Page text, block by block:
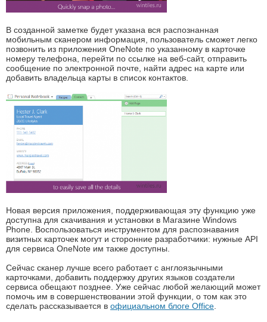
В созданной заметке будет указана вся распознанная
мобильным сканером информация, пользователь сможет легко
позвонить из приложения OneNote по указанному в карточке
номеру телефона, перейти по ссылке на веб-сайт, отправить
сообщение по электронной почте, найти адрес на карте или
добавить владельца карты в список контактов.
Новая версия приложения, поддерживающая эту функцию уже
доступна для скачивания и установки в Магазине Windows
Phone. Воспользоваться инструментом для распознавания
визитных карточек могут и сторонние разработчики: нужные API
для сервиса OneNote им также доступны.
Сейчас сканер лучше всего работает с англоязычными
карточками, добавить поддержку других языков создатели
сервиса обещают позднее. Уже сейчас любой желающий может
помочь им в совершенствовании этой функции, о том как это
сделать рассказывается в официальном блоге Office